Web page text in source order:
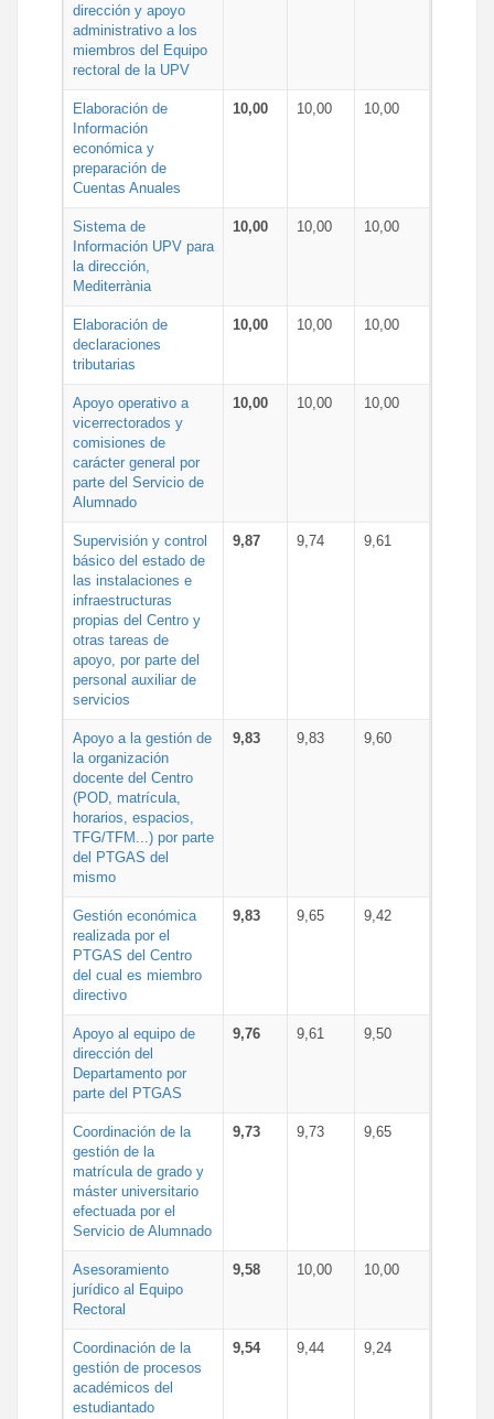
dirección y apoyo
administrativo a los
miembros del Equipo
rectoral de la UPV
Elaboración de
Información
económica y
preparación de
Cuentas Anuales
10,00 10,00 10,00
Sistema de
Información UPV para
la dirección,
Mediterrània
10,00 10,00 10,00
Elaboración de
declaraciones
tributarias
10,00 10,00 10,00
Apoyo operativo a
vicerrectorados y
comisiones de
carácter general por
parte del Servicio de
Alumnado
10,00 10,00 10,00
Supervisión y control
básico del estado de
las instalaciones e
infraestructuras
propias del Centro y
otras tareas de
apoyo, por parte del
personal auxiliar de
servicios
9,87 9,74 9,61
Apoyo a la gestión de
la organización
docente del Centro
(POD, matrícula,
horarios, espacios,
TFG/TFM...) por parte
del PTGAS del
mismo
9,83 9,83 9,60
Gestión económica
realizada por el
PTGAS del Centro
del cual es miembro
directivo
9,83 9,65 9,42
Apoyo al equipo de
dirección del
Departamento por
parte del PTGAS
9,76 9,61 9,50
Coordinación de la
gestión de la
matrícula de grado y
máster universitario
efectuada por el
Servicio de Alumnado
9,73 9,73 9,65
Asesoramiento
jurídico al Equipo
Rectoral
9,58 10,00 10,00
Coordinación de la
gestión de procesos
académicos del
estudiantado
9,54 9,44 9,24